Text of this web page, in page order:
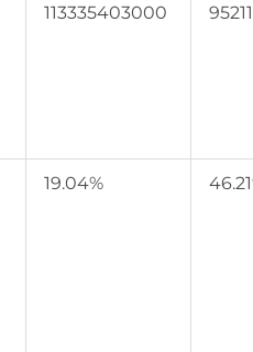
113335403000
19.04%